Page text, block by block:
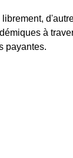
à
payantes.